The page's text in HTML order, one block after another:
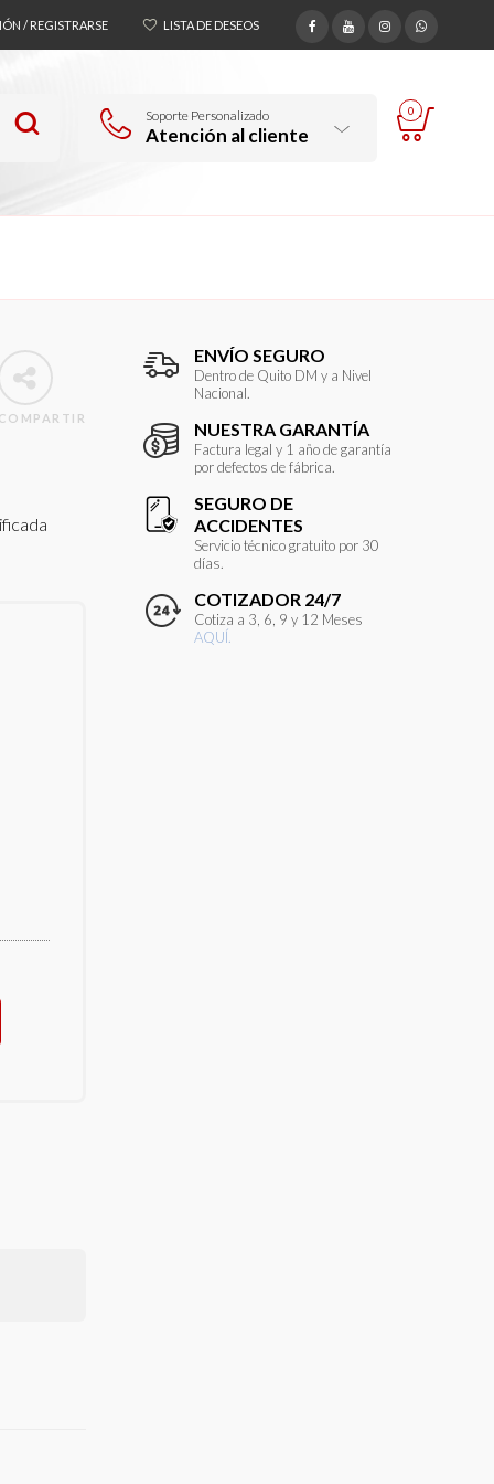
/ REGISTRARSE LISTA DE DESEOS
Soporte Personalizado
Atención al cliente
0
ENVÍO SEGURO
Dentro de Quito DM y a Nivel
Nacional.
NUESTRA GARANTÍA
Factura legal y 1 año de garantía
por defectos de fábrica.
SEGURO DE
ACCIDENTES
Servicio técnico gratuito por 30
días.
COTIZADOR 24/7
Cotiza a 3, 6, 9 y 12 Meses
AQUÍ.